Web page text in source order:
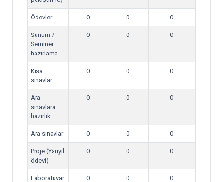
Ödevler 0 0 0
Sunum /
Seminer
hazırlama
0 0 0
Kısa
sınavlar
0 0 0
Ara
sınavlara
hazırlık
0 0 0
Ara sınavlar 0 0 0
Proje (Yarıyıl
ödevi)
0 0 0
Laboratuvar 0 0 0